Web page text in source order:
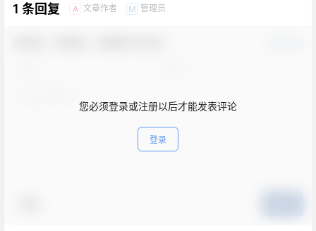
1 条回复 A 文章作者 M 管理员
您必须登录或注册以后才能发表评论
登录